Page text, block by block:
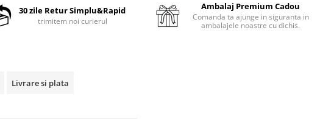
30 zile Retur Simplu&Rapid
trimitem noi curierul
Ambalaj Premium Cadou
Comanda ta ajunge in siguranta in
ambalajele noastre cu dichis.
Livrare si plata